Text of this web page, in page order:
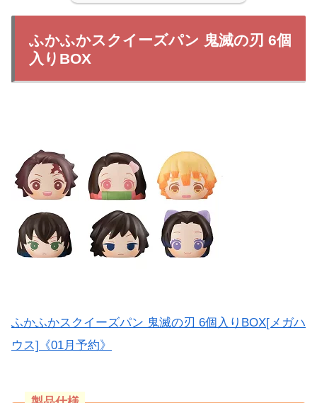
ふかふかスクイーズパン 鬼滅の刃 6個
入りBOX
ふかふかスクイーズパン 鬼滅の刃 6個入りBOX[メガハ
ウス]《01月予約》